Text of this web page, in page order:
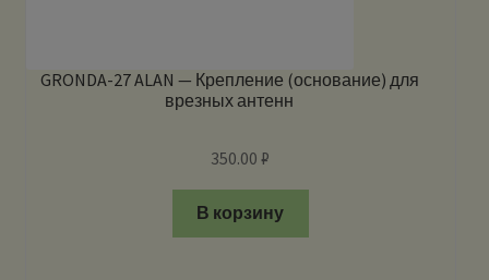
GRONDA-27 ALAN — Крепление (основание) для
врезных антенн
350.00₽
В корзину